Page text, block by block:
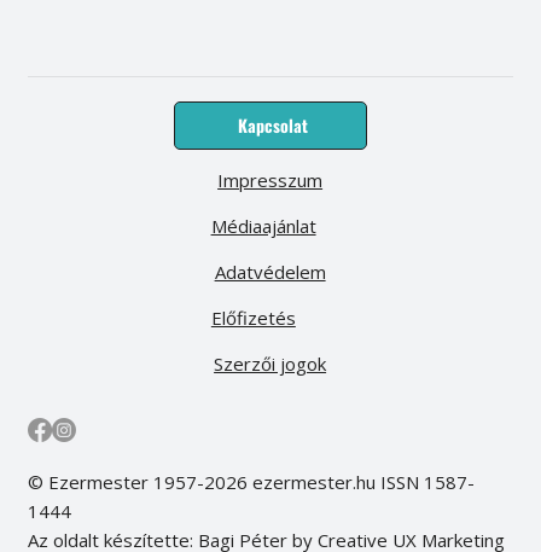
Kapcsolat
Médiaajánlat
Előfizetés
Impresszum
Adatvédelem
Szerzői jogok
© Ezermester 1957-2026 ezermester.hu ISSN 1587-
1444
Az oldalt készítette: Bagi Péter by Creative UX Marketing